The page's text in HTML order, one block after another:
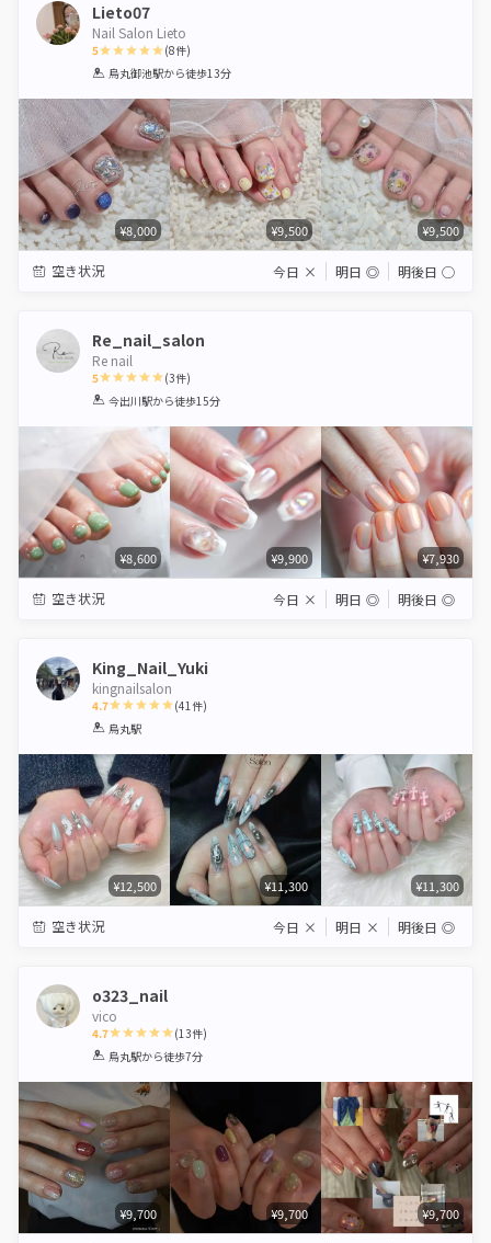
Lieto07
Nail Salon Lieto
5
1 2 3 4 5
(8件)
烏丸御池駅から徒歩13分
¥8,000 ¥9,500 ¥9,500
空き状況 今日 × 明日 ◎ 明後日 ◯
Re_nail_salon
Re nail
5
1 2 3 4 5
(3件)
今出川駅から徒歩15分
¥8,600 ¥9,900 ¥7,930
空き状況 今日 × 明日 ◎ 明後日 ◎
King_Nail_Yuki
kingnailsalon
4.7
1 2 3
(41件)
烏丸駅
¥12,500 ¥11,300 ¥11,300
空き状況 今日 × 明日 × 明後日 ◎
o323_nail
vico
4.7
1 2 3 4 5
(13件)
烏丸駅から徒歩7分
¥9,700 ¥9,700 ¥9,700